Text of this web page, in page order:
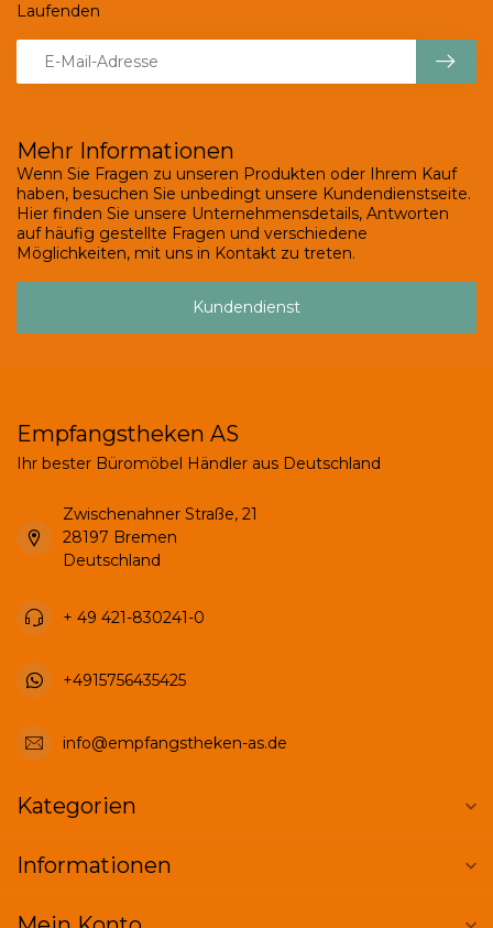
Mehr Informationen
Wenn Sie Fragen zu unseren Produkten oder Ihrem Kauf
haben, besuchen Sie unbedingt unsere Kundendienstseite.
Hier finden Sie unsere Unternehmensdetails, Antworten
auf häufig gestellte Fragen und verschiedene
Möglichkeiten, mit uns in Kontakt zu treten.
Kundendienst
Laufenden
Empfangstheken AS
Ihr bester Büromöbel Händler aus Deutschland
Zwischenahner Straße, 21
28197 Bremen
Deutschland
+ 49 421-830241-0
+4915756435425
info@empfangstheken-as.de
Kategorien
Informationen